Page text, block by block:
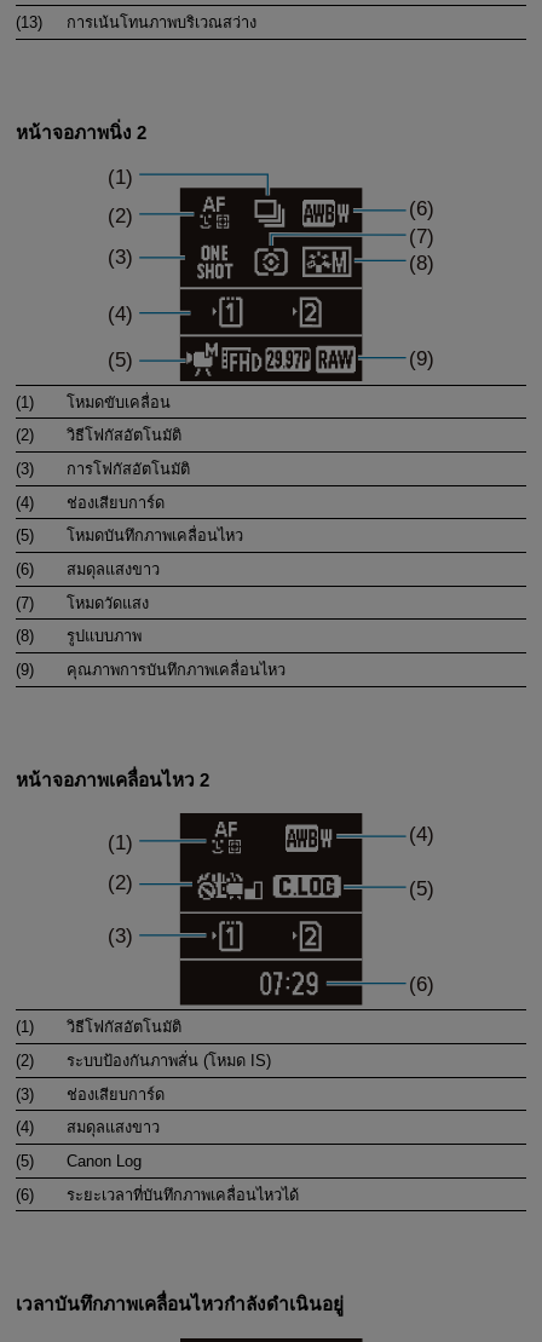
(13)
การเน้นโทนภาพบริเวณสว่าง
หน้าจอภาพนิ่ง 2
(1)
โหมดขับเคลื่อน
(2)
วิธีโฟกัสอัตโนมัติ
(3)
การโฟกัสอัตโนมัติ
(4)
ช่องเสียบการ์ด
(5)
โหมดบันทึกภาพเคลื่อนไหว
(6)
สมดุลแสงขาว
(7)
โหมดวัดแสง
(8)
รูปแบบภาพ
(9)
คุณภาพการบันทึกภาพเคลื่อนไหว
หน้าจอภาพเคลื่อนไหว 2
(1)
วิธีโฟกัสอัตโนมัติ
(2)
ระบบป้องกันภาพสั่น (โหมด IS)
(3)
ช่องเสียบการ์ด
(4)
สมดุลแสงขาว
(5)
Canon Log
(6)
ระยะเวลาที่บันทึกภาพเคลื่อนไหวได้
เวลาบันทึกภาพเคลื่อนไหวกำลังดำเนินอยู่